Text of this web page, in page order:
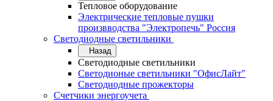
Тепловое оборудование
Электрические тепловые пушки
произвводства "Электропечь" Россия
Светодиодные светильники
Назад
Светодиодные светильники
Светодионые светильники "ОфисЛайт"
Светодиодные прожекторы
Счетчики энергоучета